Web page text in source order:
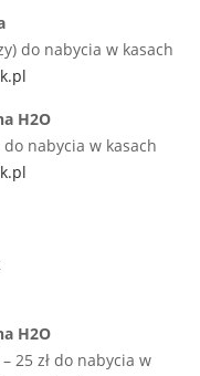
do nabycia w kasach
H2O
nabycia w kasach
H2O
25 zł do nabycia w